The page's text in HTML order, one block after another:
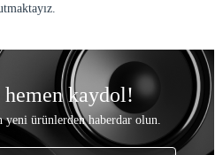
kaydol!
yeni ürünlerden haberdar olun.